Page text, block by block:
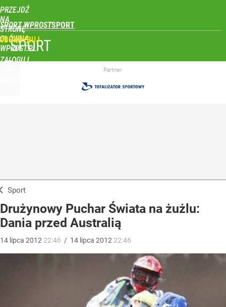
PRZEJDŹ
NA
STRONĘ
GŁÓWNĄ
WPROST.PL
SPORT WPROST
ZALOGUJ
SPORT
Partner
Sport
Drużynowy Puchar Świata na żużlu:
Dania przed Australią
14 lipca 2012 22:46 / 14 lipca 2012 22:46